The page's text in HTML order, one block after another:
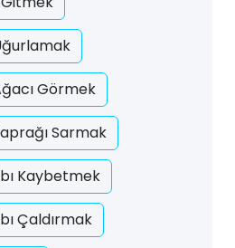
Görmek
Sarmak
Kaybetmek
Çaldırmak